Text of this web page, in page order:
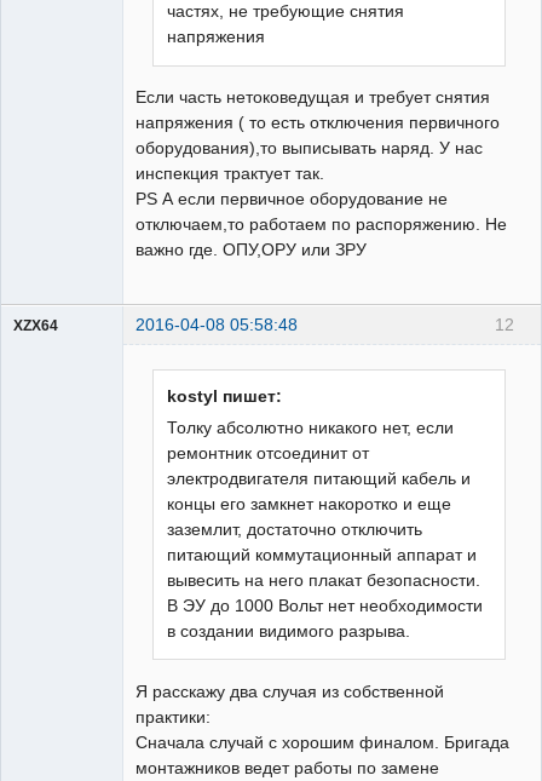
частях, не требующие снятия
напряжения
Если часть нетоковедущая и требует снятия
напряжения ( то есть отключения первичного
оборудования),то выписывать наряд. У нас
инспекция трактует так.
PS А если первичное оборудование не
отключаем,то работаем по распоряжению. Не
важно где. ОПУ,ОРУ или ЗРУ
12
XZX64 2016-04-08 05:58:48
kostyl пишет:
Толку абсолютно никакого нет, если
ремонтник отсоединит от
электродвигателя питающий кабель и
концы его замкнет накоротко и еще
заземлит, достаточно отключить
питающий коммутационный аппарат и
вывесить на него плакат безопасности.
В ЭУ до 1000 Вольт нет необходимости
в создании видимого разрыва.
Я расскажу два случая из собственной
практики:
Сначала случай с хорошим финалом. Бригада
монтажников ведет работы по замене